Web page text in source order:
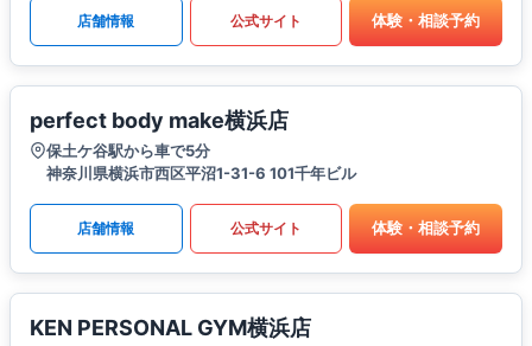
店舗情報 公式サイト 体験・相談予約
perfect body make横浜店
保土ケ谷駅から車で5分
神奈川県横浜市西区平沼1-31-6 101千年ビル
店舗情報 公式サイト 体験・相談予約
KEN PERSONAL GYM横浜店